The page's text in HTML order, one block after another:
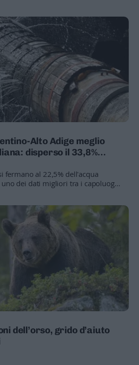
Alto Adige meglio
disperso il 33,8%
fermano al 22,5% dell'acqua
dei dati migliori tra i capoluoghi
dell’orso, grido d’aiuto